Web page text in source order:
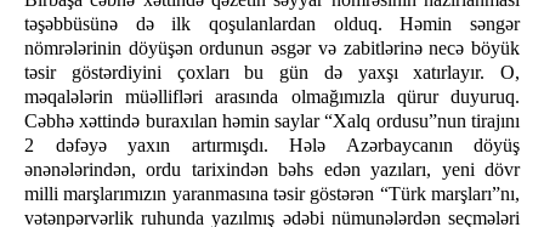
təşəbbüsünə də ilk qoşulanlardan olduq. Həmin səngər
nömrələrinin döyüşən ordunun əsgər və zabitlərinə necə böyük
təsir göstərdiyini çoxları bu gün də yaxşı xatırlayır. O,
məqalələrin müəllifləri arasında olmağımızla qürur duyuruq.
Cəbhə xəttində buraxılan həmin saylar “Xalq ordusu”nun tirajını
2 dəfəyə yaxın artırmışdı. Hələ Azərbaycanın döyüş
ənənələrindən, ordu tarixindən bəhs edən yazıları, yeni dövr
milli marşlarımızın yaranmasına təsir göstərən “Türk marşları”nı,
vətənpərvərlik ruhunda yazılmış ədəbi nümunələrdən seçmələri